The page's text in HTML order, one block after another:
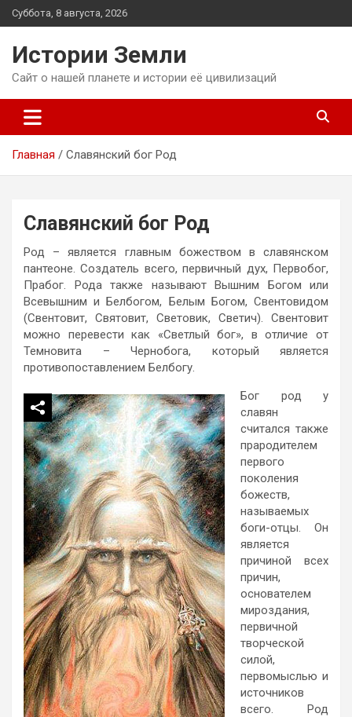
Перейти
к
Суббота, 8 августа, 2026
Истории Земли
Сайт о нашей планете и истории её цивилизаций
Главная Славянский бог Род
Славянский бог Род
Род – является главным божеством в славянском
пантеоне. Создатель всего, первичный дух, Первобог,
Прабог. Рода также называют Вышним Богом или
Всевышним и Белбогом, Белым Богом, Свентовидом
(Свентовит, Святовит, Световик, Светич). Свентовит
можно перевести как «Светлый бог», в отличие от
Темновита – Чернобога, который является
противопоставлением Белбогу.
Бог род у
славян
считался также
прародителем
первого
поколения
божеств,
называемых
боги-отцы. Он
является
причиной всех
причин,
основателем
мироздания,
первичной
творческой
силой,
первомыслью и
источников
всего. Род